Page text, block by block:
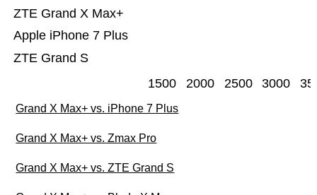
ZTE Grand S
Apple iPhone 7 Plus
ZTE Grand X Max+
1500 2000 2500 3000
Grand X Max+ vs. iPhone 7 Plus
Grand X Max+ vs. Zmax Pro
Grand X Max+ vs. ZTE Grand S